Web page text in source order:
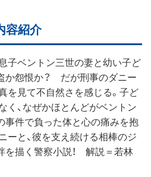
容紹介
子ベントン三世の妻と幼い子ど
か怨恨か？ だが刑事のダニー
を見て不自然さを感じる。子ど
く、なぜかほとんどがベントン
事件で負った体と心の痛みを抱
ーと、彼を支え続ける相棒のジ
を描く警察小説！ 解説＝若林